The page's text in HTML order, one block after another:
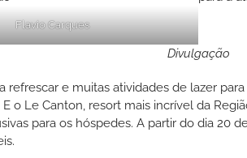
Flavio Carques
Divulgação
refrescar e muitas atividades de lazer
o Le Canton, resort mais incrível da
para os hóspedes. A partir do dia 20